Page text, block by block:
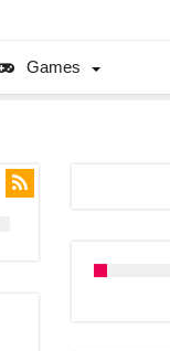
Games